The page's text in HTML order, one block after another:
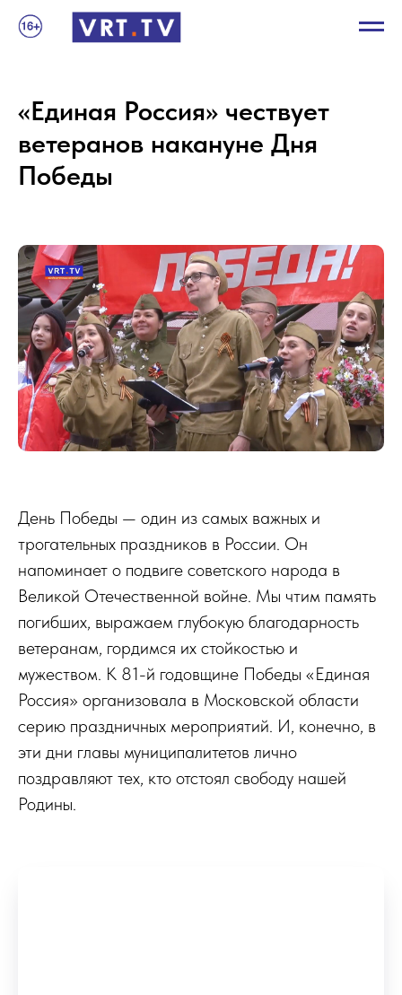
«Единая Россия» чествует
ветеранов накануне Дня
Победы
День Победы — один из самых важных и
трогательных праздников в России. Он
напоминает о подвиге советского народа в
Великой Отечественной войне. Мы чтим память
погибших, выражаем глубокую благодарность
ветеранам, гордимся их стойкостью и
мужеством. К 81-й годовщине Победы «Единая
Россия» организовала в Московской области
серию праздничных мероприятий. И, конечно, в
эти дни главы муниципалитетов лично
поздравляют тех, кто отстоял свободу нашей
Родины.